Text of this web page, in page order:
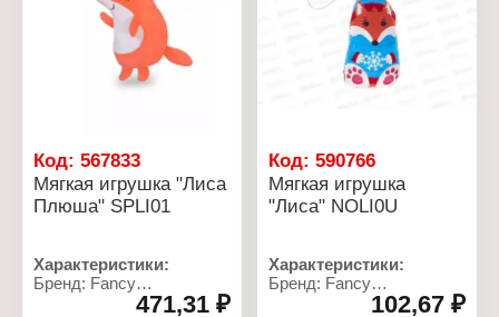
Код: 567833
Мягкая игрушка "Лиса
Плюша" SPLI01
Характеристики:
Бренд: Fancy
Артикул: SPLI01471,31 ₽
Код:590766
Мягкая игрушка
"Лиса" NOLI0U
Характеристики:
Бренд: Fancy
Артикул: NOLI0U102,67 ₽